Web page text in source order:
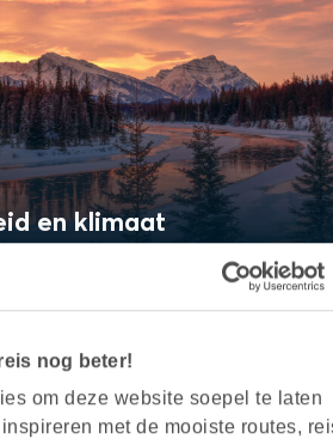
nog beter!
om deze website soepel te laten
met de mooiste routes,
en klimaat